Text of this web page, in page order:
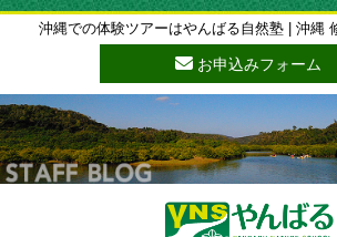
沖縄での体験ツアーはやんばる自然塾 | 沖縄
お申込みフォーム